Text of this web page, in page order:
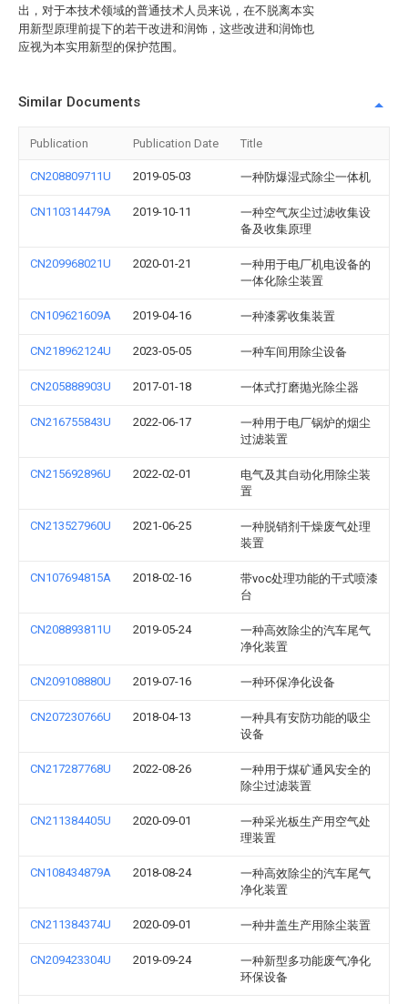
出，对于本技术领域的普通技术人员来说，在不脱离本实
用新型原理前提下的若干改进和润饰，这些改进和润饰也
应视为本实用新型的保护范围。
Similar Documents
Publication Publication Date Title
CN208809711U 2019-05-03 一种防爆湿式除尘一体机
CN110314479A 2019-10-11
一种空气灰尘过滤收集设
备及收集原理
CN209968021U 2020-01-21
一种用于电厂机电设备的
一体化除尘装置
CN109621609A 2019-04-16 一种漆雾收集装置
CN218962124U 2023-05-05 一种车间用除尘设备
CN205888903U 2017-01-18 一体式打磨抛光除尘器
CN216755843U 2022-06-17
一种用于电厂锅炉的烟尘
过滤装置
CN215692896U 2022-02-01
电气及其自动化用除尘装
置
CN213527960U 2021-06-25
一种脱销剂干燥废气处理
装置
CN107694815A 2018-02-16
带voc处理功能的干式喷漆
台
CN208893811U 2019-05-24
一种高效除尘的汽车尾气
净化装置
CN209108880U 2019-07-16 一种环保净化设备
CN207230766U 2018-04-13
一种具有安防功能的吸尘
设备
CN217287768U 2022-08-26
一种用于煤矿通风安全的
除尘过滤装置
CN211384405U 2020-09-01
一种采光板生产用空气处
理装置
CN108434879A 2018-08-24
一种高效除尘的汽车尾气
净化装置
CN211384374U 2020-09-01 一种井盖生产用除尘装置
CN209423304U 2019-09-24
一种新型多功能废气净化
环保设备